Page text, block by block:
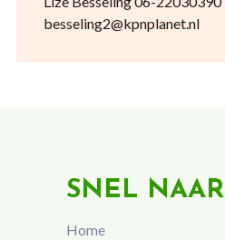
besseling2@kpnplanet.nl
SNEL NAAR
Home